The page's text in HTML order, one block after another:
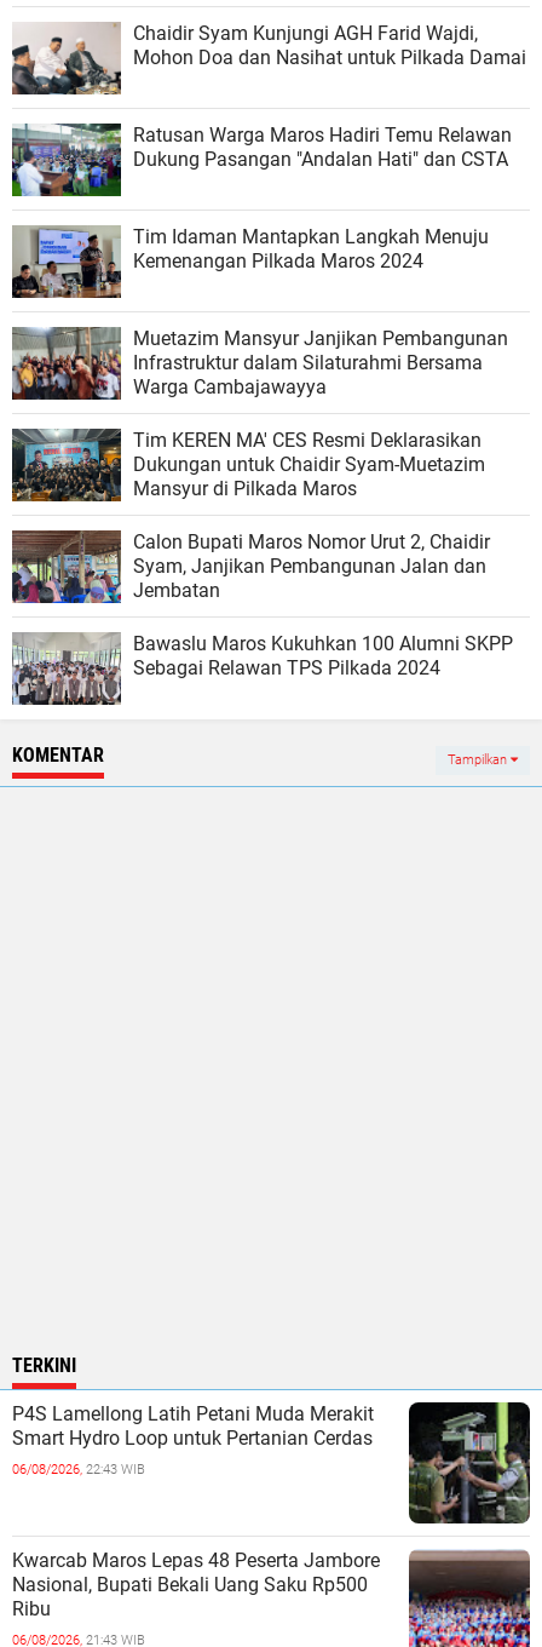
Chaidir Syam Kunjungi AGH Farid Wajdi,
Mohon Doa dan Nasihat untuk Pilkada Damai
Ratusan Warga Maros Hadiri Temu Relawan
Dukung Pasangan "Andalan Hati" dan CSTA
Tim Idaman Mantapkan Langkah Menuju
Kemenangan Pilkada Maros 2024
Muetazim Mansyur Janjikan Pembangunan
Infrastruktur dalam Silaturahmi Bersama
Warga Cambajawayya
Tim KEREN MA' CES Resmi Deklarasikan
Dukungan untuk Chaidir Syam-Muetazim
Mansyur di Pilkada Maros
Calon Bupati Maros Nomor Urut 2, Chaidir
Syam, Janjikan Pembangunan Jalan dan
Jembatan
Bawaslu Maros Kukuhkan 100 Alumni SKPP
Sebagai Relawan TPS Pilkada 2024
KOMENTAR Tampilkan
TERKINI
P4S Lamellong Latih Petani Muda Merakit
Smart Hydro Loop untuk Pertanian Cerdas
06/08/2026, 22:43 WIB
Kwarcab Maros Lepas 48 Peserta Jambore
Nasional, Bupati Bekali Uang Saku Rp500
Ribu
06/08/2026, 21:43 WIB